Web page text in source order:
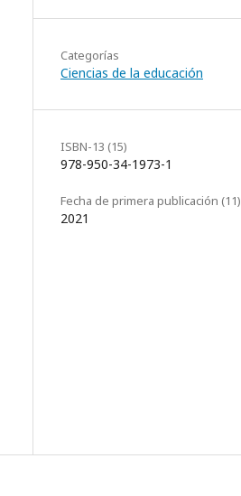
Categorías
Ciencias de la educación
ISBN-13 (15)
978-950-34-1973-1
Fecha de primera publicación (11)
2021